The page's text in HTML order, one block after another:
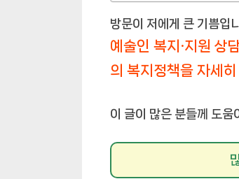
방문이 저에게 큰 기쁨입
예술인 복지·지원 상
의 복지정책을 자세
이 글이 많은 분들께 도움